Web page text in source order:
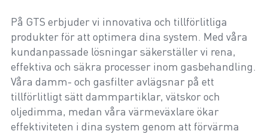
På GTS erbjuder vi innovativa och tillförlitliga
produkter för att optimera dina system. Med våra
kundanpassade lösningar säkerställer vi rena,
effektiva och säkra processer inom gasbehandling.
Våra damm- och gasfilter avlägsnar på ett
tillförlitligt sätt dammpartiklar, vätskor och
oljedimma, medan våra värmeväxlare ökar
effektiviteten i dina system genom att förvärma